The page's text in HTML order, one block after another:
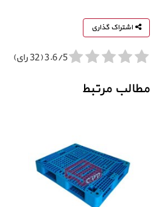
اشتراک گذاری
3.6/5 (32 رای)
مطالب مرتبط